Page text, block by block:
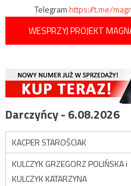
Telegramhttps://t.me/
WESPRZYJ PROJEKT
Darczyńcy - 6.08.2026
KACPER STAROŚCIAK
KULCZYK GRZEGORZ POLIŃSKA i
KULCZYK KATARZYNA